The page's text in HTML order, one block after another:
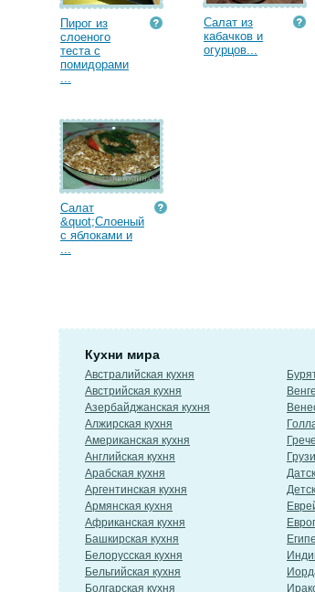
Пирог из
слоеного
теста с
помидорами
...
Салат из
кабачков и
огурцов...
Салат
&quot;Слоеный
с яблоками и
...
Кухни мира
Австралийская кухня
Австрийская кухня
Азербайджанская кухня
Алжирская кухня
Американская кухня
Английская кухня
Арабская кухня
Аргентинская кухня
Армянская кухня
Африканская кухня
Башкирская кухня
Белорусская кухня
Бельгийская кухня
Болгарская кухня